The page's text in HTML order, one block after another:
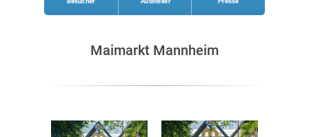
Maimarkt Mannheim